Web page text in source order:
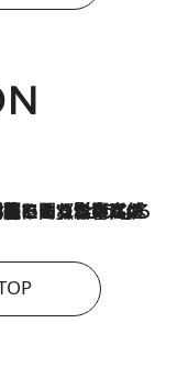
ズ海峡封鎖による影響はいつまで続く？《エネルギー専門家に聞く“どうなる日本の暮らし”》